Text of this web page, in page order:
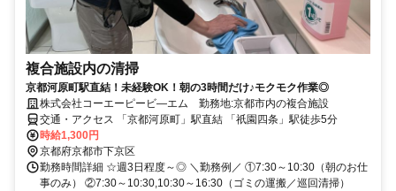
複合施設内の清掃
京都河原町駅直結！未経験OK！朝の3時間だけ♪モクモク作業◎
株式会社コーエーピービ―エム 勤務地:京都市内の複合施設
交通・アクセス 「京都河原町」駅直結 「祇園四条」駅徒歩5分
時給1,300円
京都府京都市下京区
勤務時間詳細 ☆週3日程度～◎ ＼勤務例／ ①7:30～10:30（朝のお仕
事のみ） ②7:30～10:30,10:30～16:30（ゴミの運搬／巡回清掃）